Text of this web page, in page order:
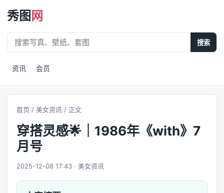
秀图 网
搜索
资讯 会员
首页 / 美女资讯 / 正文
穿搭灵感🌟｜1986年《with》7
月号
2025-12-08 17:43 · 美女资讯